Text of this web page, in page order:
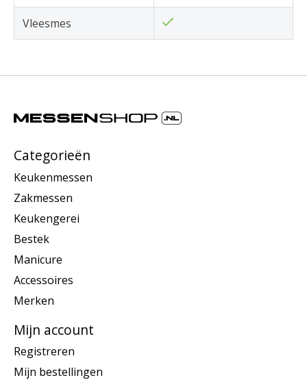
Vleesmes
Categorieën
Keukenmessen
Zakmessen
Keukengerei
Bestek
Manicure
Accessoires
Merken
Mijn account
Registreren
Mijn bestellingen